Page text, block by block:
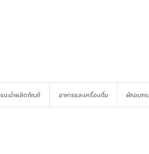
แนะนำผลิตภัณฑ์ อาหารและเครื่องดื่ม ผักอบก